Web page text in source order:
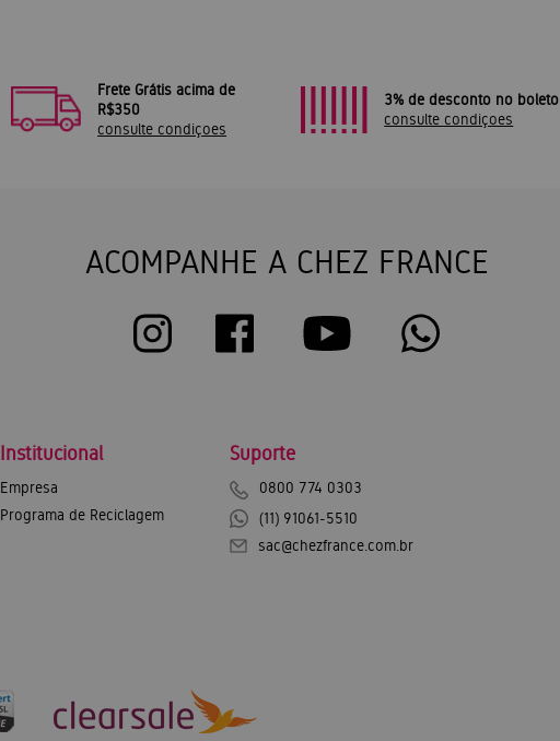
Frete Grátis acima de
R$350
consulte condiçoes
3% de desconto no boleto
consulte condiçoes
ACOMPANHE A CHEZ FRANCE
Institucional
Empresa
Programa de Reciclagem
Suporte
0800 774 0303
(11) 91061-5510
sac@chezfrance.com.br